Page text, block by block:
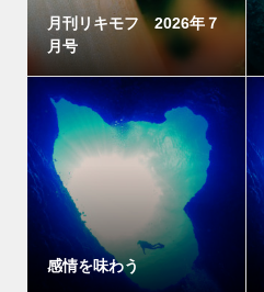
月刊リキモフ 2026年７
月号
感情を味わう